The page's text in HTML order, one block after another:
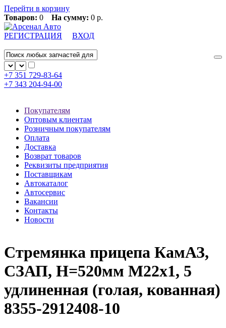
Перейти в корзину
Товаров: 0 На сумму: 0 р.
РЕГИСТРАЦИЯ ВХОД
+7 351 729-83-64
+7 343 204-94-00
Покупателям
Оптовым клиентам
Розничным покупателям
Оплата
Доставка
Возврат товаров
Реквизиты предприятия
Поставщикам
Автокаталог
Автосервис
Вакансии
Контакты
Новости
Стремянка прицепа КамАЗ,
СЗАП, H=520мм М22х1, 5
удлиненная (голая, кованная)
8355-2912408-10